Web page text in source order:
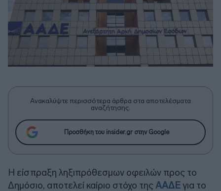
Ανακαλύψτε περισσότερα άρθρα στα αποτελέσματα
αναζήτησης.
Προσθήκη του insider.gr στην Google
Η είσπραξη ληξιπρόθεσμων οφειλών προς το
Δημόσιο, αποτελεί καίριο στόχο της ΑΑΔΕ για το